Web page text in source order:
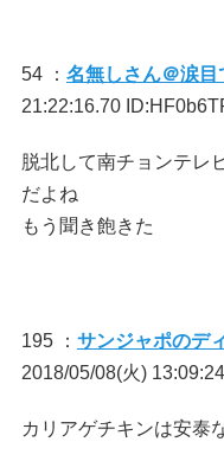
54 ： 名無しさん＠涙目
21:22:16.70
脱北して南チョンテレ
だよね
もう聞き飽きた
195 ： サンジャポのデ
2018/05/08(火)
カリアゲチキンは安泰